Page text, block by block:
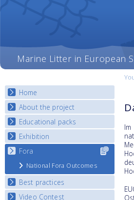
Marine Litter in European
Home
About the project
Objectives
Deliverables
Partners
Educational packs
E-learning course round I
E-learning course round II
E-learning course round III
E-learning course round IV
Exhibition
National Exhibitions
Exhibition Journey Map
Fora
National Fora Outcomes
Best practices
Best Practice Guide
Video Contest
for